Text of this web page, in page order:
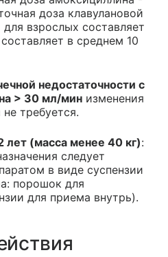
доза клавулановой
взрослых составляет
в среднем 10
недостаточности с
> 30 мл/мин изменения
требуется.
(масса менее 40 кг):
следует
в виде суспензии
порошок для
для приема внутрь).